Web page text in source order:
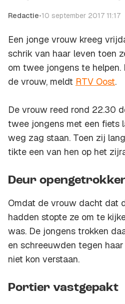
Redactie•10 september 2017 11:17
Een jonge vrouw kreeg
schrik van haar leven toen
om twee jongens te helpen.
de vrouw, meldt RTV Oost.
De vrouw reed rond 22.30
twee jongens met een fiets
weg zag staan. Toen zij
tikte een van hen op het
Deur
Omdat de vrouw dacht dat
hadden stopte ze om te
was. De jongens trokken
en schreeuwden tegen
niet kon verstaan.
Portier vastgepakt